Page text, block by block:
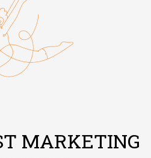
MARKETING